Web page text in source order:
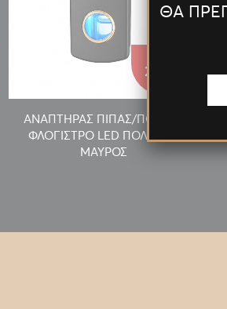
ΑΝΑΠΤΗΡΑΣ ΠΙΠΑΣ/ΠΟΥΡΟΥ
ΦΛΟΓΙΣΤΡΟ LED ΠΟΛΥΤΕΛ.
ΜΑΥΡΟΣ
27.55€
ΘΑ